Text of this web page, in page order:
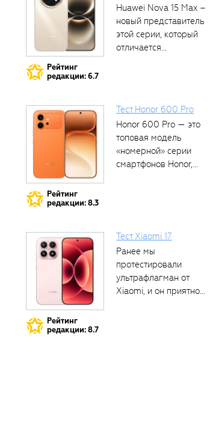
Рейтинг
редакции: 6.7
Huawei Nova 15 Max –
новый представитель
этой серии, который
отличается...
Рейтинг
редакции: 8.3
Тест Honor 600 Pro
Honor 600 Pro — это
топовая модель
«номерной» серии
смартфонов Honor,...
Рейтинг
редакции: 8.7
Тест Xiaomi 17
Ранее мы
протестировали
ультрафлагман от
Xiaomi, и он приятно